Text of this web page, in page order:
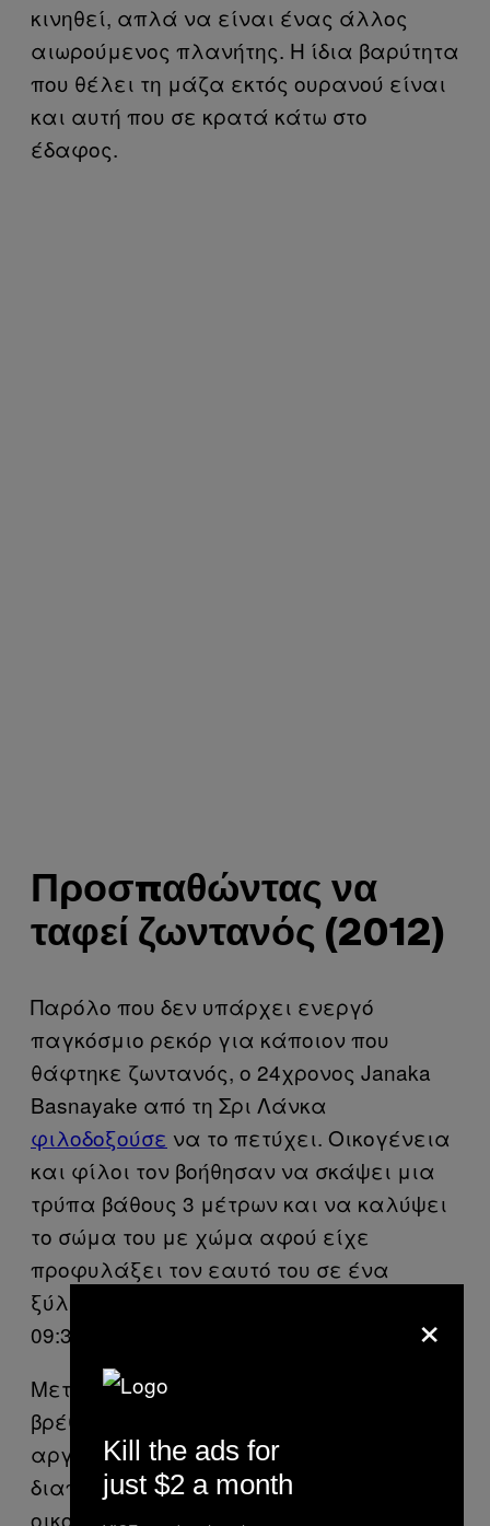
κινηθεί, απλά να είναι ένας άλλος
αιωρούμενος πλανήτης. Η ίδια βαρύτητα
που θέλει τη μάζα εκτός ουρανού είναι
και αυτή που σε κρατά κάτω στο
έδαφος.
Προσπαθώντας να
ταφεί ζωντανός (2012)
Παρόλο που δεν υπάρχει ενεργό
παγκόσμιο ρεκόρ για κάποιον που
θάφτηκε ζωντανός, ο 24χρονος Janaka
Basnayake από τη Σρι Λάνκα
φιλοδοξούσε να το πετύχει. Οικογένεια
και φίλοι τον βοήθησαν να σκάψει μια
τρύπα βάθους 3 μέτρων και να καλύψει
το σώμα του με χώμα αφού είχε
προφυλάξει τον εαυτό του σε ένα
ξύλινο θάλαμο, ένα Σάββατο πρωί στις
09:30.
Μετά από 6,5 ώρες, κατά την εκσκαφή,
βρέθηκε αναίσθητος και όχι πολύ
αργότερα, σε τοπικό νοσοκομείο
διαπιστώθηκε ο θάνατός του. Η
οικογένεια επεξηγούσε το φιλόδοξο
×
Kill the ads for
just $2 a month